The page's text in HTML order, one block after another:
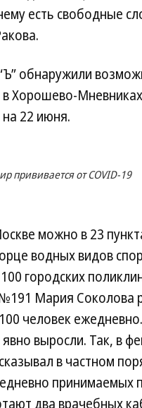
есть свободные
обнаружили
Хорошево-
22 июня.
прививается от COVID-19
можно в 23
водных видов
городских
Мария Соколова
человек
выросли. Так, в
в частном
принимаемых
два врачебных